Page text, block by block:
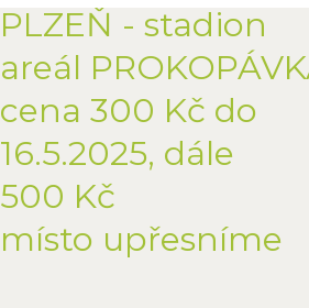
PLZEŇ - stadion
areál
cena 300 Kč do
16.5.2025, dále
500 Kč
místo upřesníme